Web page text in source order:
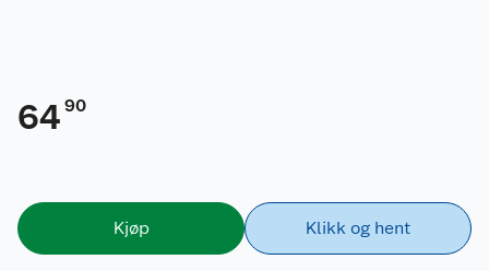
64 90
Kjøp Klikk og hent